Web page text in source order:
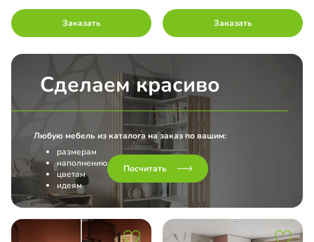
Заказать Заказать
Сделаем красиво
Любую мебель из каталога на заказ по вашим:
размерам
наполнению
цветам
идеям
Посчитать